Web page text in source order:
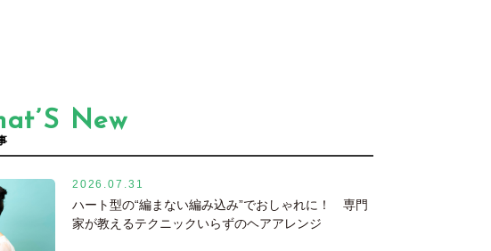
New
2026.07.31
ハート型の“編まない編み込み”でおしゃれに！ 専門
家が教えるテクニックいらずのヘアアレンジ